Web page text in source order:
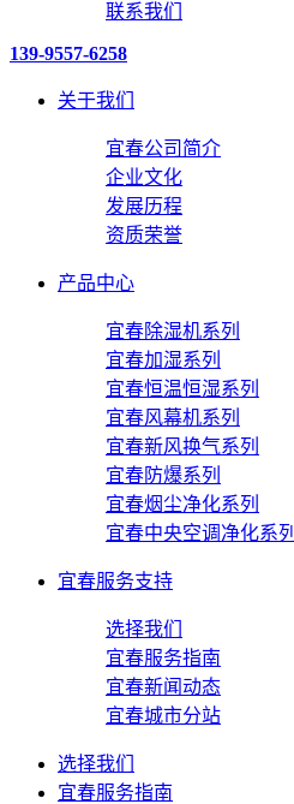
联系我们
139-9557-6258
关于我们
宜春公司简介
企业文化
发展历程
资质荣誉
产品中心
宜春除湿机系列
宜春加湿系列
宜春恒温恒湿系列
宜春风幕机系列
宜春新风换气系列
宜春防爆系列
宜春烟尘净化系列
宜春中央空调净化系列
宜春服务支持
选择我们
宜春服务指南
宜春新闻动态
宜春城市分站
选择我们
宜春服务指南